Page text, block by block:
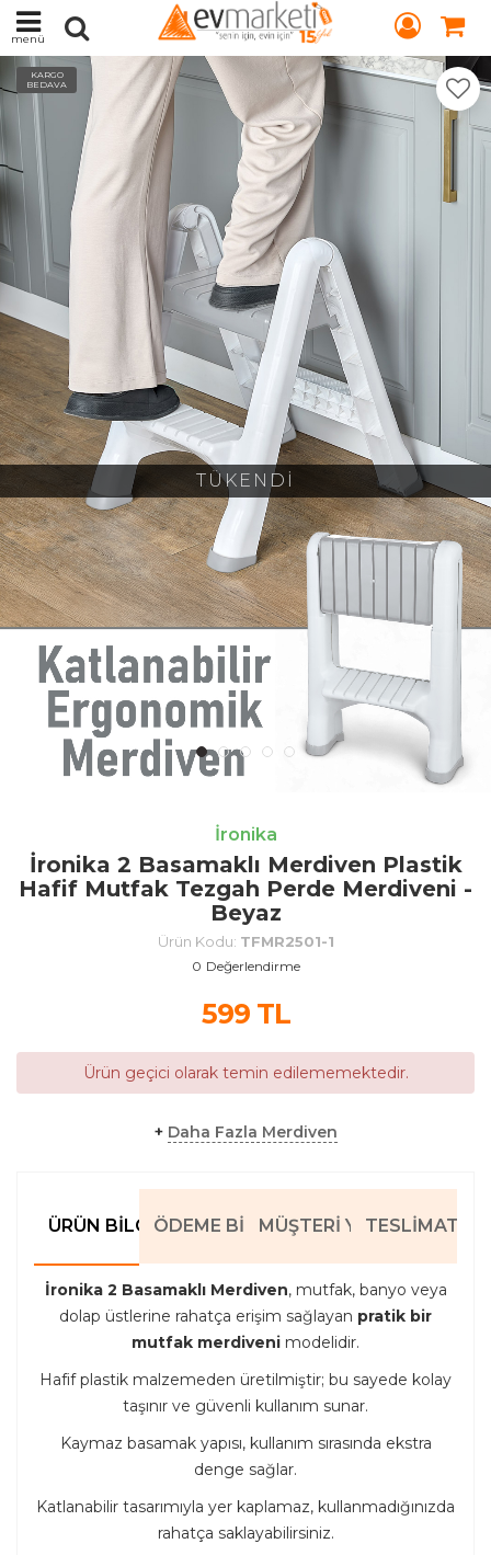
menü
TÜKENDİ
KARGO
BEDAVA
İronika
İronika 2 Basamaklı Merdiven Plastik
Hafif Mutfak Tezgah Perde Merdiveni -
Beyaz
Ürün Kodu: TFMR2501-1
0 Değerlendirme
599TL
Ürün geçici olarak temin edilememektedir.
+ Daha Fazla Merdiven
ÜRÜN BILGILERIÖDEME BILGILERIMÜŞTERI YORUMLARI
TESLIMAT
İronika 2 Basamaklı Merdiven, mutfak, banyo veya
dolap üstlerine rahatça erişim sağlayan pratik bir
mutfak merdiveni modelidir.
Hafif plastik malzemeden üretilmiştir; bu sayede kolay
taşınır ve güvenli kullanım sunar.
Kaymaz basamak yapısı, kullanım sırasında ekstra
denge sağlar.
Katlanabilir tasarımıyla yer kaplamaz, kullanmadığınızda
rahatça saklayabilirsiniz.